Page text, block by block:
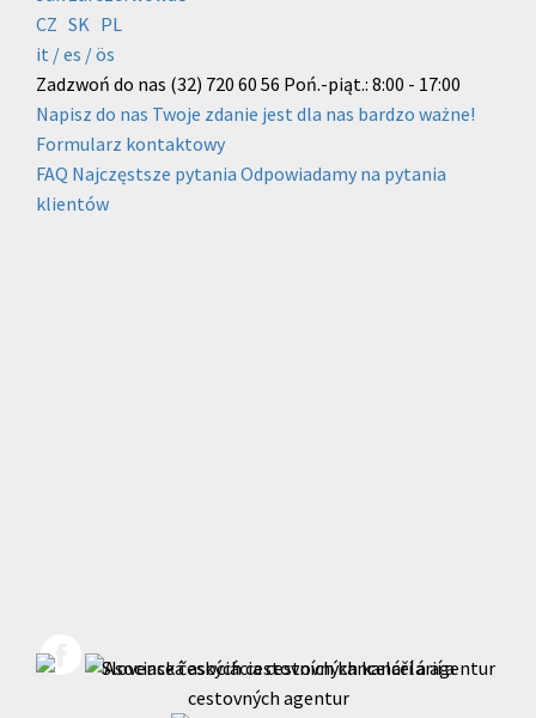
CZ SK PL
it /es / ös
Zadzwoń do nas (32) 720 60 56 Poń.-piąt.: 8:00 - 17:00
Napisz do nas Twoje zdanie jest dla nas bardzo ważne!
Formularz kontaktowy
FAQ Najczęstsze pytania Odpowiadamy na pytania
klientów